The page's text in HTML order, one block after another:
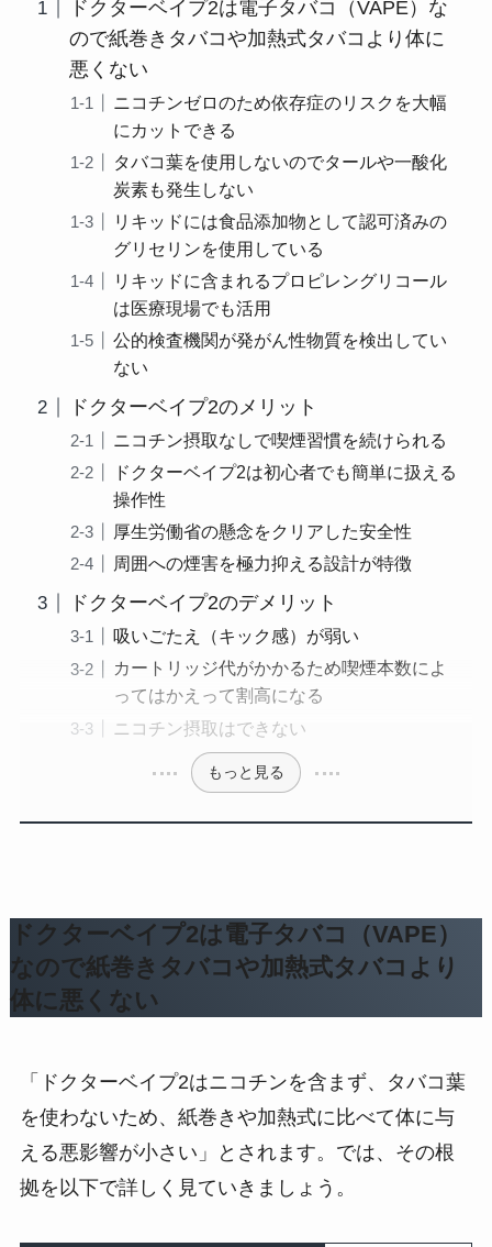
ドクターベイプ2は電子タバコ（VAPE）な
ので紙巻きタバコや加熱式タバコより体に
悪くない
ニコチンゼロのため依存症のリスクを大幅
にカットできる
タバコ葉を使用しないのでタールや一酸化
炭素も発生しない
リキッドには食品添加物として認可済みの
グリセリンを使用している
リキッドに含まれるプロピレングリコール
は医療現場でも活用
公的検査機関が発がん性物質を検出してい
ない
ドクターベイプ2のメリット
ニコチン摂取なしで喫煙習慣を続けられる
ドクターベイプ2は初心者でも簡単に扱える
操作性
厚生労働省の懸念をクリアした安全性
周囲への煙害を極力抑える設計が特徴
ドクターベイプ2のデメリット
吸いごたえ（キック感）が弱い
カートリッジ代がかかるため喫煙本数によ
ってはかえって割高になる
ニコチン摂取はできない
もっと見る
ドクターベイプ2は電子タバコ（VAPE）
なので紙巻きタバコや加熱式タバコより
体に悪くない
「ドクターベイプ2はニコチンを含まず、タバコ葉
を使わないため、紙巻きや加熱式に比べて体に与
える悪影響が小さい」とされます。では、その根
拠を以下で詳しく見ていきましょう。